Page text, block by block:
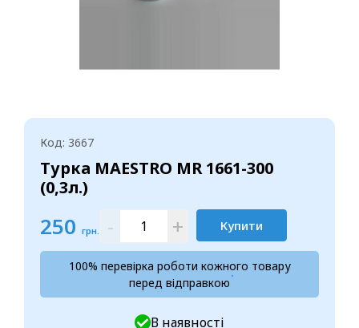
Код: 3667
Турка MAESTRO MR 1661-300
(0,3л.)
250 грн. - + Купити
100% перевірка роботи кожного товару
перед відправкою
В наявності